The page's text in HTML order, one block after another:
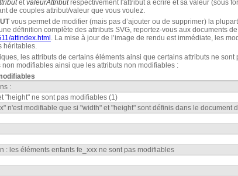
etvaleurAttributrespectivement l'attribut à écrire et sa valeur (sous
de couples attribut/valeur que vous voulez.
vous permet de modifier (mais pas d’ajouter ou de supprimer) la
définition complète des attributs SVG, reportez-vous aux documents
attindex.html . La mise à jour de l’image de rendu est immédiate, les
héritables.
les attributs de certains éléments ainsi que certains attributs ne
modifiables ainsi que les attributs non modifiables :
:
"height" ne sont pas modifiables (1)
n'est modifiable que si "width" et "height" sont définis dans le document
: les éléments enfants fe_xxx ne sont pas modifiables